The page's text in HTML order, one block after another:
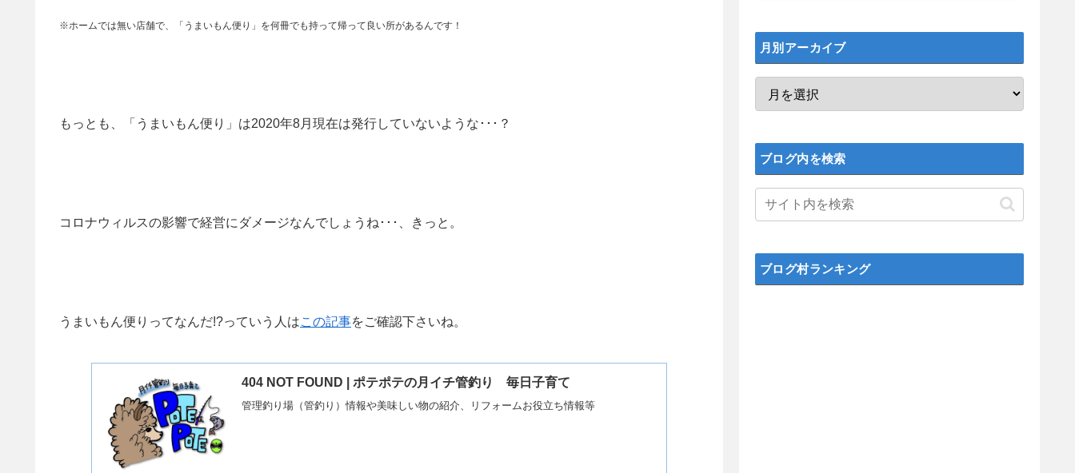
※ホームでは無い店舗で、「うまいもん便り」を何冊でも持って帰って良い所があるんです！
もっとも、「うまいもん便り」は2020年8月現在は発行していないような･･･？
コロナウィルスの影響で経営にダメージなんでしょうね･･･、きっと。
うまいもん便りってなんだ!?っていう人はこの記事をご確認下さいね。
404 NOT FOUND | ポテポテの月イチ管釣り 毎日子育て
管理釣り場（管釣り）情報や美味しい物の紹介、リフォームお役立ち情報等
月別アーカイブ
ブログ内を検索
ブログ村ランキング